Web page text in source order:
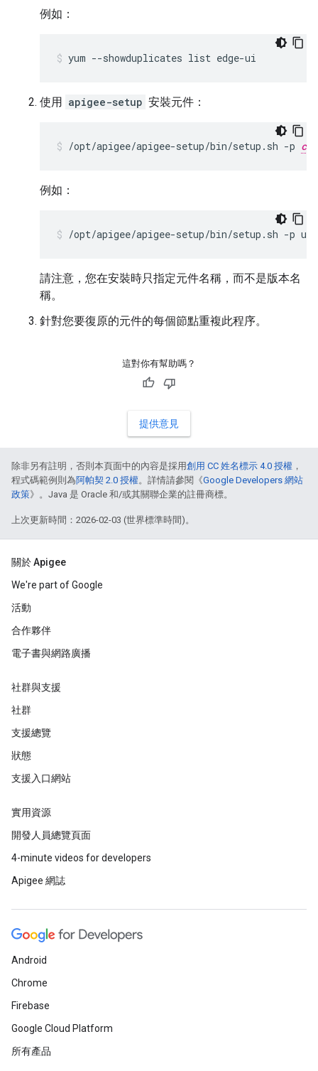
例如：
yum --showduplicates list edge-ui
使用 apigee-setup 安裝元件：
/opt/apigee/apigee-setup/bin/setup.sh -p
例如：
/opt/apigee/apigee-setup/bin/setup.sh -p
請注意，您在安裝時只指定元件名稱，而不是版本名
稱。
針對您要復原的元件的每個節點重複此程序。
這對你有幫助嗎？
提供意見
除非另有註明，否則本頁面中的內容是採用創用 CC 姓名標示 4.0 授權 ，
程式碼範例則為阿帕契 2.0 授權。詳情請參閱《Google Developers 網站
政策》。Java 是 Oracle 和/或其關聯企業的註冊商標。
上次更新時間：2026-02-03 (世界標準時間)。
關於 Apigee
We're part of Google
活動
合作夥伴
電子書與網路廣播
社群與支援
社群
支援總覽
狀態
支援入口網站
實用資源
開發人員總覽頁面
4-minute videos for developers
Apigee 網誌
Android
Chrome
Firebase
Google Cloud Platform
所有產品